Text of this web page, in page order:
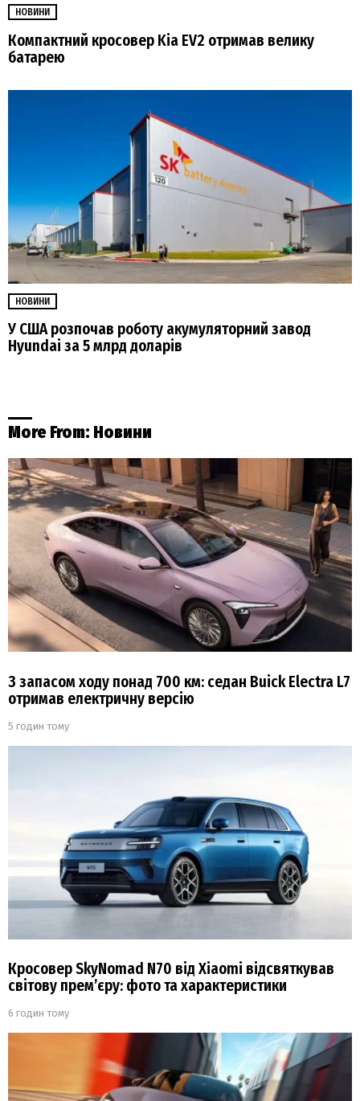
НОВИНИ
Компактний кросовер Kia EV2 отримав велику
батарею
НОВИНИ
У США розпочав роботу акумуляторний завод
Hyundai за 5 млрд доларів
More From: Новини
З запасом ходу понад 700 км: седан Buick Electra L7
отримав електричну версію
5 годин тому
Кросовер SkyNomad N70 від Xiaomi відсвяткував
світову прем’єру: фото та характеристики
6 годин тому